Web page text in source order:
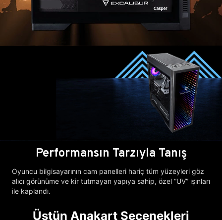
Performansın Tarzıyla Tanış
Oyuncu bilgisayarının cam panelleri hariç tüm yüzeyleri göz
alıcı görünüme ve kir tutmayan yapıya sahip, özel “UV” ışınları
ile kaplandı.
Üstün Anakart Seçenekleri